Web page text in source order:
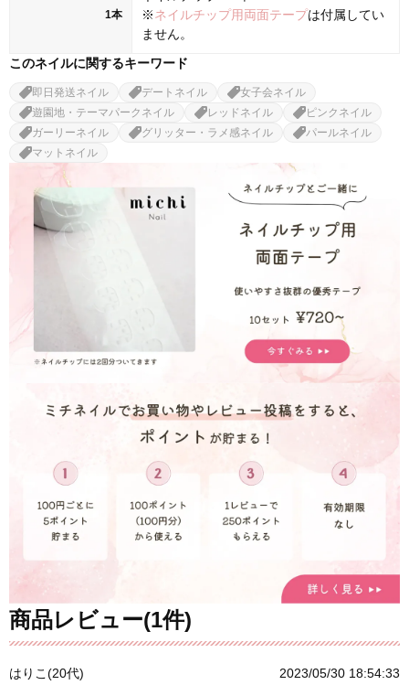
1本
※ネイルチップ用両面テープは付属してい
ません。
このネイルに関するキーワード
即日発送ネイル デートネイル
女子会ネイル
遊園地・テーマパークネイル
レッドネイル
ピンクネイル
ガーリーネイル
グリッター・ラメ感ネイル
パールネイル
マットネイル
商品レビュー(1件)
はりこ(20代) 2023/05/30 18:54:33